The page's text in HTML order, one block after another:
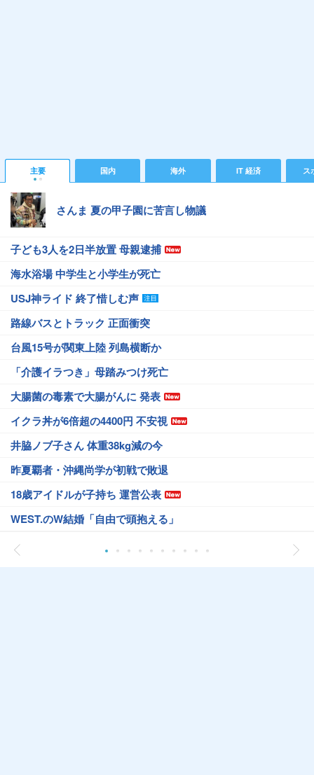
主要 国内 海外 IT 経済 ス
さんま 夏の甲子園に苦言し物議
子ども3人を2日半放置 母親逮捕
海水浴場 中学生と小学生が死亡
USJ神ライド 終了惜しむ声
路線バスとトラック 正面衝突
台風15号が関東上陸 列島横断か
「介護イラつき」母踏みつけ死亡
大腸菌の毒素で大腸がんに 発表
イクラ丼が6倍超の4400円 不安視
井脇ノブ子さん 体重38kg減の今
昨夏覇者・沖縄尚学が初戦で敗退
18歳アイドルが子持ち 運営公表
WEST.のW結婚「自由で頭抱える」